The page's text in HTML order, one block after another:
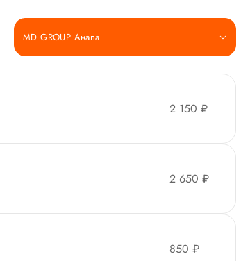
MD GROUP Анапа
2 150 ₽
2 650 ₽
850 ₽